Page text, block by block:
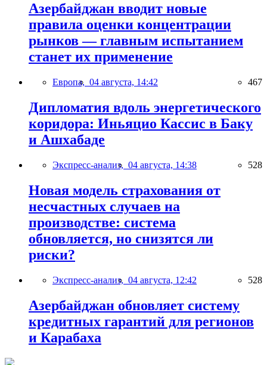
Азербайджан вводит новые
правила оценки концентрации
рынков — главным испытанием
станет их применение
Европа, 04 августа, 14:42 467
Дипломатия вдоль энергетического
коридора: Иньяцио Кассис в Баку
и Ашхабаде
Экспресс-анализ, 04 августа, 14:38 528
Новая модель страхования от
несчастных случаев на
производстве: система
обновляется, но снизятся ли
риски?
Экспресс-анализ, 04 августа, 12:42 528
Азербайджан обновляет систему
кредитных гарантий для регионов
и Карабаха